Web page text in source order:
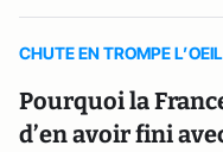
CHUTE EN TROMPE L’OEIL
Pourquoi la
d’en avoir fini